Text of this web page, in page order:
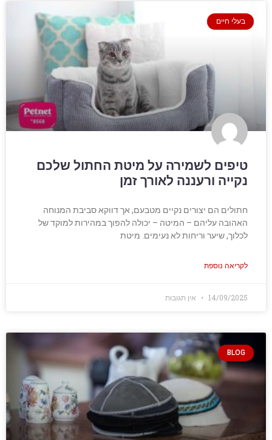
בעלי חיים
טיפים לשמירה על מיטת החתול שלכם
נקייה ורעננה לאורך זמן
חתולים הם יצורים נקיים מטבעם, אך דווקא סביבת המנוחה
האהובה עליהם – המיטה – יכולה להפוך במהירות למוקד של
לכלוך, שיער וריחות לא נעימים. מיטת
לקריאה נוספת
14/09/2025 אין תגובות
BLOG